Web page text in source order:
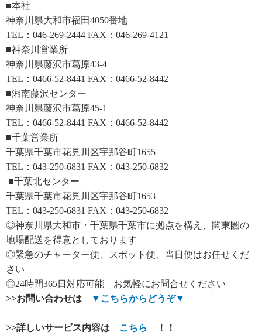
■本社
神奈川県大和市福田4050番地
TEL：046-269-2444 FAX：046-269-4121
■神奈川営業所
神奈川県藤沢市葛原43-4
TEL：0466-52-8441 FAX：0466-52-8442
■湘南藤沢センター
神奈川県藤沢市葛原45-1
TEL：0466-52-8441 FAX：0466-52-8442
■千葉営業所
千葉県千葉市花見川区宇那谷町1655
TEL：043-250-6831 FAX：043-250-6832
■千葉北センター
千葉県千葉市花見川区宇那谷町1653
TEL：043-250-6831 FAX：043-250-6832
◎神奈川県大和市・千葉県千葉市に拠点を構え、関東圏の
地場配送を得意としております
◎緊急のチャーター便、スポット便、当日便はお任せくだ
さい
◎24時間365日対応可能 お気軽にお問合せください
>>お問い合わせは ▼ こちらからどうぞ▼
>>詳しいサービス内容は こちら ！！